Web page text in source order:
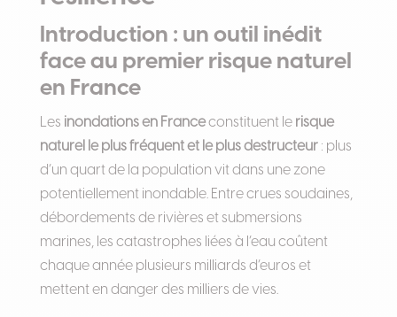
Introduction : un outil inédit
face au premier risque naturel
en France
Les inondations en Franceconstituent le risque
naturel le plus fréquent et le plus destructeur: plus
d’un quart de la population vit dans une zone
potentiellement inondable. Entre crues soudaines,
débordements de rivières et submersions
marines, les catastrophes liées à l’eau coûtent
chaque année plusieurs milliards d’euros et
mettent en danger des milliers de vies.